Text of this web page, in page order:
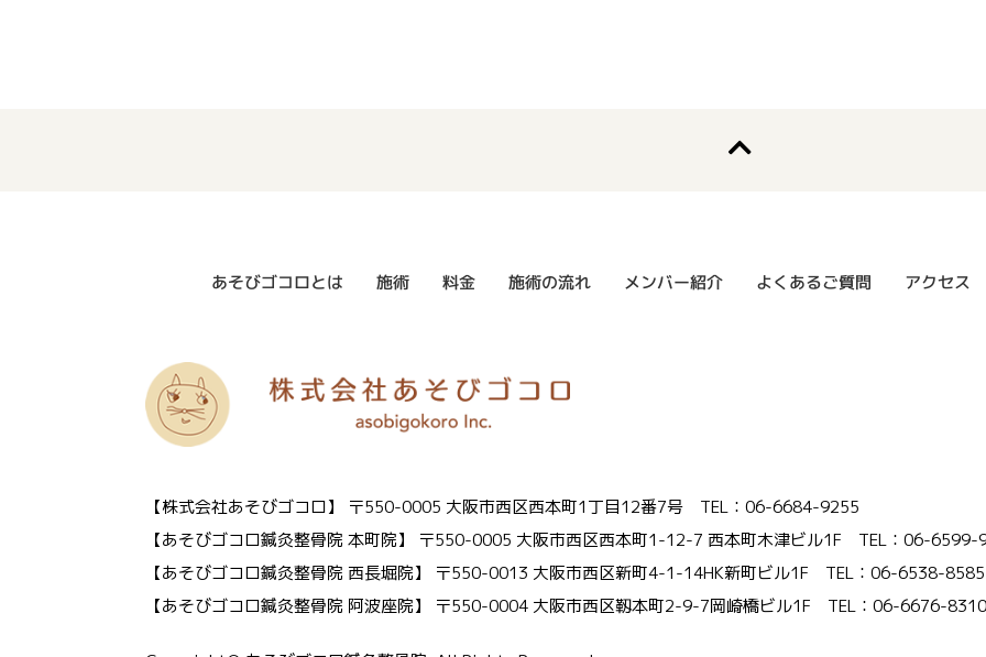
あそびゴコロとは 施術 料金 施術の流れ メンバー紹介 よくあるご質問 アクセス
【株式会社あそびゴコロ】 〒550-0005 大阪市西区西本町1丁目12番7号 TEL：06-6684-9255
【あそびゴコロ鍼灸整骨院 本町院】
〒550-0005 大阪市西区西本町1-12-7 西本町木津ビル1F TEL：06-6599-
【あそびゴコロ鍼灸整骨院 西長堀院】
〒550-0013 大阪市西区新町4-1-14HK新町ビル1F TEL：06-6538-8585
【あそびゴコロ鍼灸整骨院 阿波座院】
〒550-0004 大阪市西区靱本町2-9-7岡崎橋ビル1F TEL：06-6676-8310